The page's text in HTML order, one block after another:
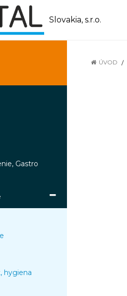
Slovakia, s.r.o.
Gastro
hygiena
ÚVOD